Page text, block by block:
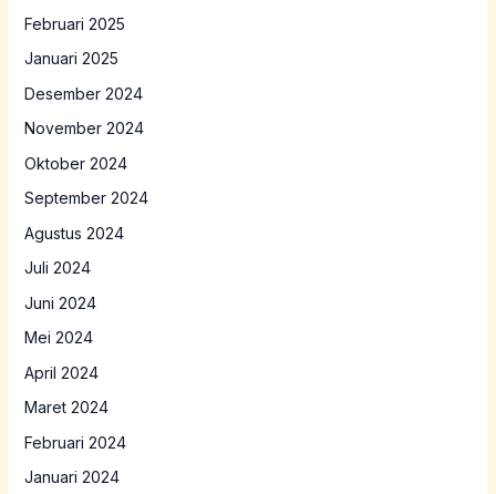
Februari 2025
Januari 2025
Desember 2024
November 2024
Oktober 2024
September 2024
Agustus 2024
Juli 2024
Juni 2024
Mei 2024
April 2024
Maret 2024
Februari 2024
Januari 2024